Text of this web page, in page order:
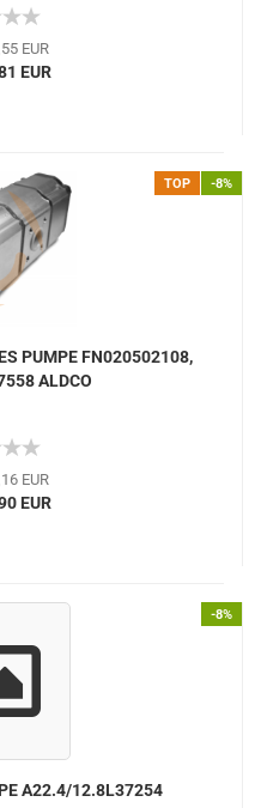
EUR
EUR
TOP -8%
PUMPE FN020502108,
ALDCO
EUR
EUR
-8%
A22.4/12.8L37254